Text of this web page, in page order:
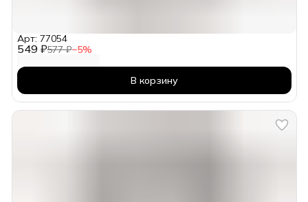
549 ₽577 ₽−5%
Арт: 77054
В корзину